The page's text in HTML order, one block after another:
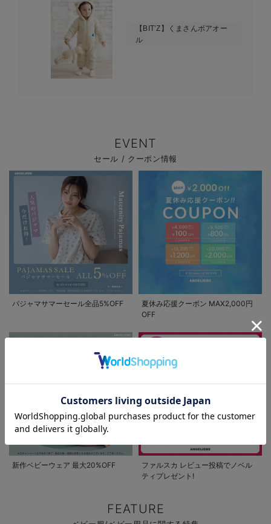
お気に入り商品を確認する
【BIT’Z】くまさんボアオー
ル
EVENT
セール / クーポン情報
パジャマサマーセール全品5%OFF
夏休み応援クーポン MAX2,000円
OFF
新作ベビーウェア 最大20%OFF
ファルスカ レビュー投稿でノベル
ティプレゼント!
FEATURE